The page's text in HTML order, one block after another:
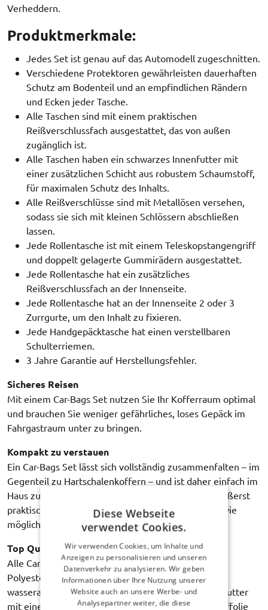
Verheddern.
Produktmerkmale:
Jedes Set ist genau auf das Automodell zugeschnitten.
Verschiedene Protektoren gewährleisten dauerhaften
Schutz am Bodenteil und an empfindlichen Rändern
und Ecken jeder Tasche.
Alle Taschen sind mit einem praktischen
Reißverschlussfach ausgestattet, das von außen
zugänglich ist.
Alle Taschen haben ein schwarzes Innenfutter mit
einer zusätzlichen Schicht aus robustem Schaumstoff,
für maximalen Schutz des Inhalts.
Alle Reißverschlüsse sind mit Metallösen versehen,
sodass sie sich mit kleinen Schlössern abschließen
lassen.
Jede Rollentasche ist mit einem Teleskopstangengriff
und doppelt gelagerte Gummirädern ausgestattet.
Jede Rollentasche hat ein zusätzliches
Reißverschlussfach an der Innenseite.
Jede Rollentasche hat an der Innenseite 2 oder 3
Zurrgurte, um den Inhalt zu fixieren.
Jede Handgepäcktasche hat einen verstellbaren
Schulterriemen.
3 Jahre Garantie auf Herstellungsfehler.
Sicheres Reisen
Mit einem Car-Bags Set nutzen Sie Ihr Kofferraum optimal
und brauchen Sie weniger gefährliches, loses Gepäck im
Fahrgastraum unter zu bringen.
Kompakt zu verstauen
Ein Car-Bags Set lässt sich vollständig zusammenfalten – im
Gegenteil zu Hartschalenkoffern – und ist daher einfach im
Haus zu verstauen. Doch auch am Reiseziel ist es äußerst
praktisch, wenn die leeren Taschen so wenig Platz wie
möglich einnehmen.
Top Qualität
Alle Car-Bags Reisetaschen sind aus hochwertigem
Polyestergewebe gefertigt. Stark, langlebig,
wasserabweisend und leicht zu reinigen. Das Innenfutter
mit einer Zwischenschicht aus robuster Schaumstofffolie
Diese Webseite
verwendet Cookies.
Wir verwenden Cookies, um Inhalte und
Anzeigen zu personalisieren und unseren
Datenverkehr zu analysieren. Wir geben
Informationen über Ihre Nutzung unserer
Website auch an unsere Werbe- und
Analysepartner weiter, die diese